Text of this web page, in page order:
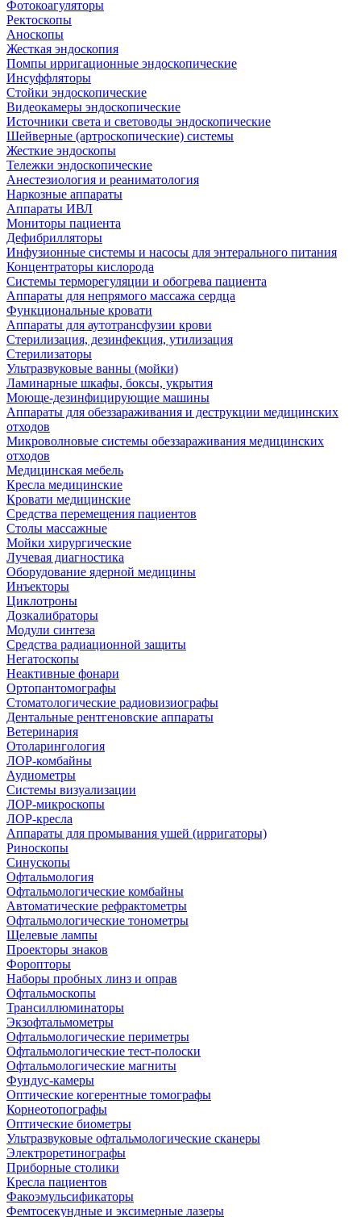
Фотокоагуляторы
Ректоскопы
Аноскопы
Жесткая эндоскопия
Помпы ирригационные эндоскопические
Инсуффляторы
Стойки эндоскопические
Видеокамеры эндоскопические
Источники света и световоды эндоскопические
Шейверные (артроскопические) системы
Жесткие эндоскопы
Тележки эндоскопические
Анестезиология и реаниматология
Наркозные аппараты
Аппараты ИВЛ
Мониторы пациента
Дефибрилляторы
Инфузионные системы и насосы для энтерального питания
Концентраторы кислорода
Системы терморегуляции и обогрева пациента
Аппараты для непрямого массажа сердца
Функциональные кровати
Аппараты для аутотрансфузии крови
Стерилизация, дезинфекция, утилизация
Стерилизаторы
Ультразвуковые ванны (мойки)
Ламинарные шкафы, боксы, укрытия
Моюще-дезинфицирующие машины
Аппараты для обеззараживания и деструкции медицинских
отходов
Микроволновые системы обеззараживания медицинских
отходов
Медицинская мебель
Кресла медицинские
Кровати медицинские
Средства перемещения пациентов
Столы массажные
Мойки хирургические
Лучевая диагностика
Оборудование ядерной медицины
Инъекторы
Циклотроны
Дозкалибраторы
Модули синтеза
Средства радиационной защиты
Негатоскопы
Неактивные фонари
Ортопантомографы
Стоматологические радиовизиографы
Дентальные рентгеновские аппараты
Ветеринария
Отоларингология
ЛОР-комбайны
Аудиометры
Системы визуализации
ЛОР-микроскопы
ЛОР-кресла
Аппараты для промывания ушей (ирригаторы)
Риноскопы
Синускопы
Офтальмология
Офтальмологические комбайны
Автоматические рефрактометры
Офтальмологические тонометры
Щелевые лампы
Проекторы знаков
Форопторы
Наборы пробных линз и оправ
Офтальмоскопы
Трансиллюминаторы
Экзофтальмометры
Офтальмологические периметры
Офтальмологические тест-полоски
Офтальмологические магниты
Фундус-камеры
Оптические когерентные томографы
Корнеотопографы
Оптические биометры
Ультразвуковые офтальмологические сканеры
Электроретинографы
Приборные столики
Кресла пациентов
Факоэмульсификаторы
Фемтосекундные и эксимерные лазеры